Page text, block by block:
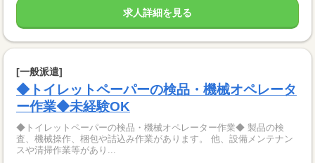
求人詳細を見る
[一般派遣]
◆トイレットペーパーの検品・機械オペレータ
ー作業◆未経験OK
◆トイレットペーパーの検品・機械オペレーター作業◆ 製品の検
査、機械操作、梱包や詰込み作業があります。 他、設備メンテナン
スや清掃作業等があり...